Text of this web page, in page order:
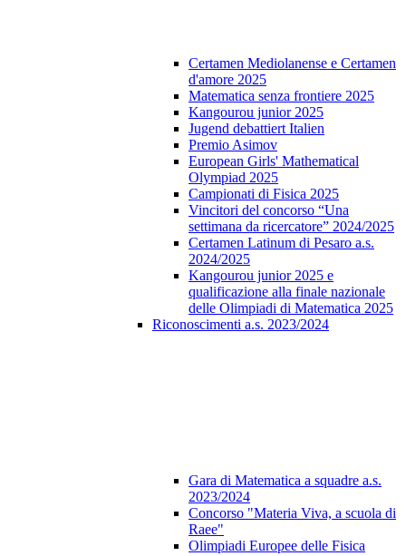
Certamen Mediolanense e Certamen
d'amore 2025
Matematica senza frontiere 2025
Kangourou junior 2025
Jugend debattiert Italien
Premio Asimov
European Girls' Mathematical
Olympiad 2025
Campionati di Fisica 2025
Vincitori del concorso “Una
settimana da ricercatore” 2024/2025
Certamen Latinum di Pesaro a.s.
2024/2025
Kangourou junior 2025 e
qualificazione alla finale nazionale
delle Olimpiadi di Matematica 2025
Riconoscimenti a.s. 2023/2024
Gara di Matematica a squadre a.s.
2023/2024
Concorso "Materia Viva, a scuola di
Raee"
Olimpiadi Europee delle Fisica